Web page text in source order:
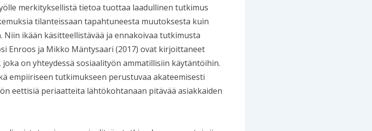
merkityksellistä tietoa tuottaa laadullinen tutkimus
tilanteissaan tapahtuneesta muutoksesta kuin
ikään käsitteellistävää ja ennakoivaa tutkimusta
Enroos ja Mikko Mäntysaari (2017) ovat kirjoittaneet
on yhteydessä sosiaalityön ammatillisiin käytäntöihin.
empiiriseen tutkimukseen perustuvaa akateemisesti
eettisiä periaatteita lähtökohtanaan pitävää asiakkaiden